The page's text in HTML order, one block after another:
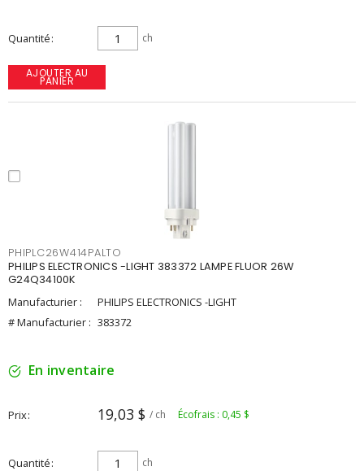
Quantité ch
AJOUTER AU
PANIER
PHIPLC26W414PALTO
PHILIPS ELECTRONICS -LIGHT 383372 LAMPE FLUOR 26W
G24Q34100K
Manufacturier :
PHILIPS ELECTRONICS -LIGHT
# Manufacturier : 383372
En inventaire
Prix 19,03 $ / ch Écofrais : 0,45 $
Quantité ch